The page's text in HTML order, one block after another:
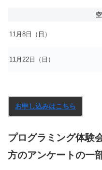
11月8日（日）
11月22日（日）
お申し込みはこちら
プログラミング体験
方のアンケートの一